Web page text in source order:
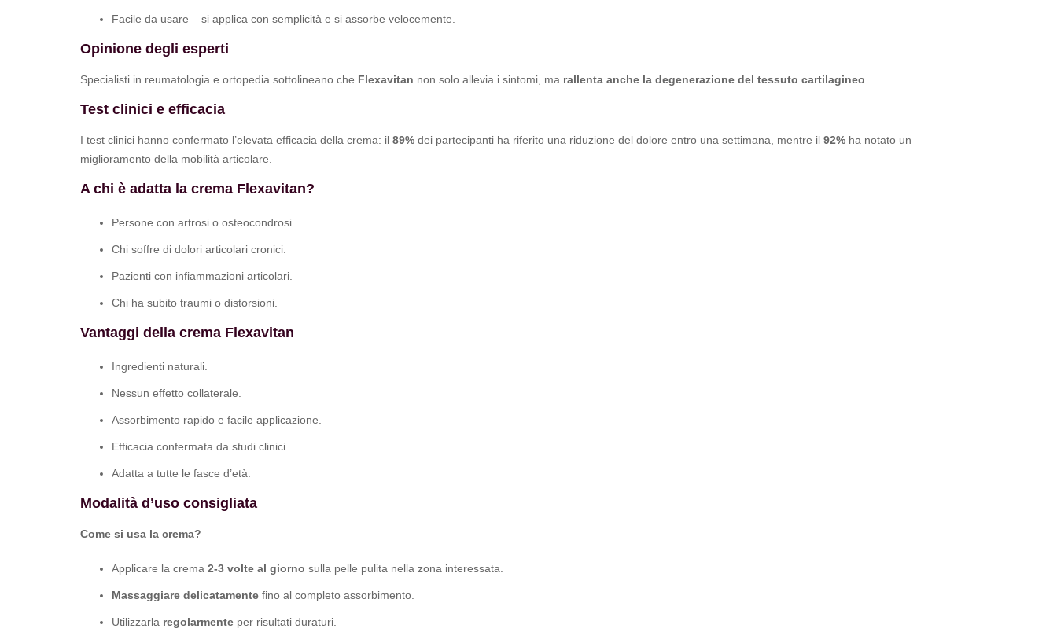
Facile da usare – si applica con semplicità e si assorbe velocemente.
Opinione degli esperti
Specialisti in reumatologia e ortopedia sottolineano che Flexavitan non solo allevia i sintomi, ma rallenta anche la degenerazione del tessuto cartilagineo.
Test clinici e efficacia
I test clinici hanno confermato l’elevata efficacia della crema: il 89% dei partecipanti ha riferito una riduzione del dolore entro una settimana, mentre il 92% ha notato un
miglioramento della mobilità articolare.
A chi è adatta la crema Flexavitan?
Persone con artrosi o osteocondrosi.
Chi soffre di dolori articolari cronici.
Pazienti con infiammazioni articolari.
Chi ha subito traumi o distorsioni.
Vantaggi della crema Flexavitan
Ingredienti naturali.
Nessun effetto collaterale.
Assorbimento rapido e facile applicazione.
Efficacia confermata da studi clinici.
Adatta a tutte le fasce d’età.
Modalità d’uso consigliata
Come si usa la crema?
Applicare la crema 2-3 volte al giorno sulla pelle pulita nella zona interessata.
Massaggiare delicatamente fino al completo assorbimento.
Utilizzarla regolarmente per risultati duraturi.